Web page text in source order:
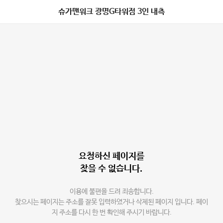
슈가맨워크 광명G타워점 3인 내측
요청하신 페이지를
찾을 수 없습니다.
이용에 불편을 드려 죄송합니다.
찾으시는 페이지는 주소를 잘못 입력하였거나 삭제된 페이지 입니다. 페이
지 주소를 다시 한 번 확인해 주시기 바랍니다.